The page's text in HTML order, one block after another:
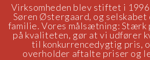
Virksomheden blev stiftet i
Søren Østergaard, og selskabet
familie. Vores målsætning: Stærk
på kvaliteten, gør at vi udfører
til konkurrencedygtig pris,
overholder aftalte priser og